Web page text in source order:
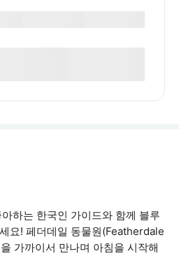
하는 한국인 가이드와 함께 블루
요! 페더데일 동물원(Featherdale
가까이서 만나며 아침을 시작해